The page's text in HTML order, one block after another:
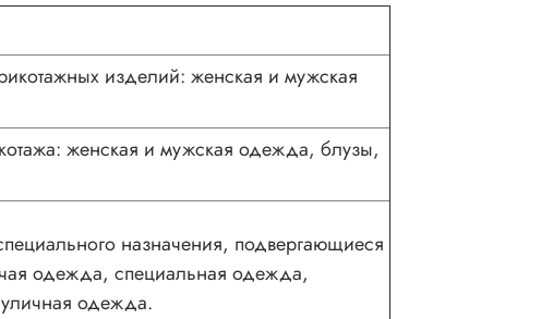
изделий: женская и мужская
женская и мужская одежда, блузы,
назначения, подвергающиеся
одежда, специальная одежда,
одежда.